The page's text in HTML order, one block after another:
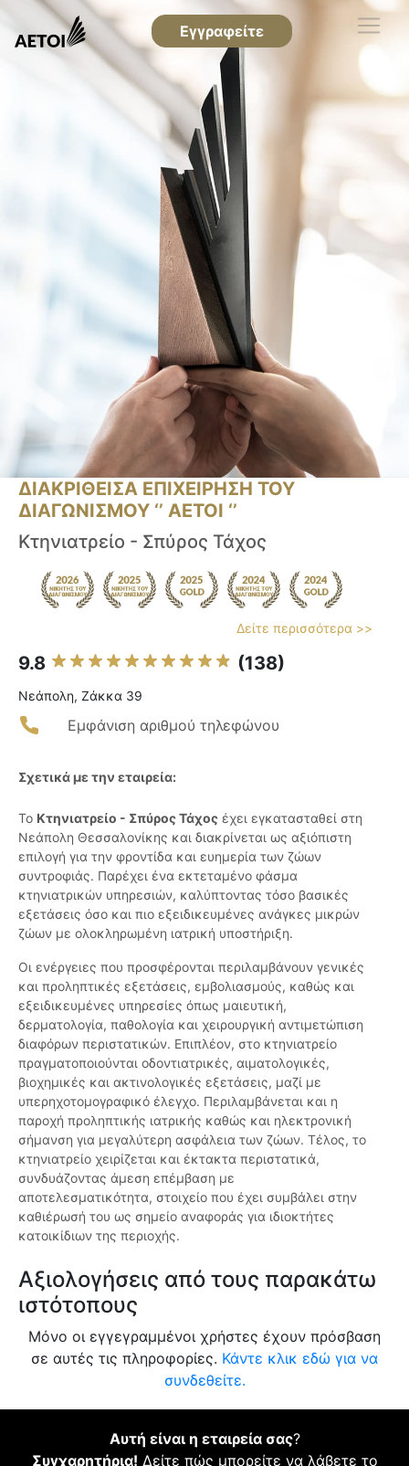
Εγγραφείτε
ΔΙΑΚΡΙΘΕΙΣΑ ΕΠΙΧΕΙΡΗΣΗ ΤΟΥ
ΔΙΑΓΩΝΙΣΜΟΥ ‘’ ΑΕΤΟΙ ‘’
Κτηνιατρείο - Σπύρος Τάχος
Δείτε περισσότερα >>
9.8 (138)
Νεάπολη, Ζάκκα 39
Εμφάνιση αριθμού τηλεφώνου
Σχετικά με την εταιρεία:
Το Κτηνιατρείο - Σπύρος Τάχος έχει εγκατασταθεί στη
Νεάπολη Θεσσαλονίκης και διακρίνεται ως αξιόπιστη
επιλογή για την φροντίδα και ευημερία των ζώων
συντροφιάς. Παρέχει ένα εκτεταμένο φάσμα
κτηνιατρικών υπηρεσιών, καλύπτοντας τόσο βασικές
εξετάσεις όσο και πιο εξειδικευμένες ανάγκες μικρών
ζώων με ολοκληρωμένη ιατρική υποστήριξη.
Οι ενέργειες που προσφέρονται περιλαμβάνουν γενικές
και προληπτικές εξετάσεις, εμβολιασμούς, καθώς και
εξειδικευμένες υπηρεσίες όπως μαιευτική,
δερματολογία, παθολογία και χειρουργική αντιμετώπιση
διαφόρων περιστατικών. Επιπλέον, στο κτηνιατρείο
πραγματοποιούνται οδοντιατρικές, αιματολογικές,
βιοχημικές και ακτινολογικές εξετάσεις, μαζί με
υπερηχοτομογραφικό έλεγχο. Περιλαμβάνεται και η
παροχή προληπτικής ιατρικής καθώς και ηλεκτρονική
σήμανση για μεγαλύτερη ασφάλεια των ζώων. Τέλος, το
κτηνιατρείο χειρίζεται και έκτακτα περιστατικά,
συνδυάζοντας άμεση επέμβαση με
αποτελεσματικότητα, στοιχείο που έχει συμβάλει στην
καθιέρωσή του ως σημείο αναφοράς για ιδιοκτήτες
κατοικίδιων της περιοχής.
Αξιολογήσεις από τους παρακάτω
ιστότοπους
Μόνο οι εγγεγραμμένοι χρήστες έχουν πρόσβαση
σε αυτές τις πληροφορίες. Κάντε κλικ εδώ για να
συνδεθείτε.
Αυτή είναι η εταιρεία σας?
Συγχαρητήρια! Δείτε πώς μπορείτε να λάβετε το